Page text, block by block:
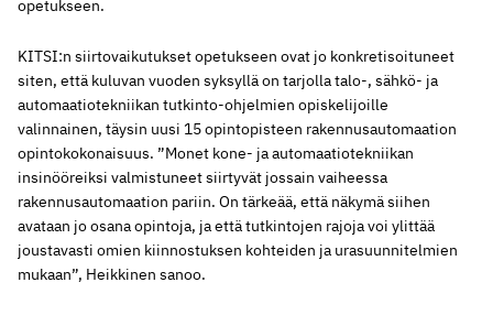
opetukseen.
KITSI:n siirtovaikutukset opetukseen ovat jo konkretisoituneet
siten, että kuluvan vuoden syksyllä on tarjolla talo-, sähkö- ja
automaatiotekniikan tutkinto-ohjelmien opiskelijoille
valinnainen, täysin uusi 15 opintopisteen rakennusautomaation
opintokokonaisuus. ”Monet kone- ja automaatiotekniikan
insinööreiksi valmistuneet siirtyvät jossain vaiheessa
rakennusautomaation pariin. On tärkeää, että näkymä siihen
avataan jo osana opintoja, ja että tutkintojen rajoja voi ylittää
joustavasti omien kiinnostuksen kohteiden ja urasuunnitelmien
mukaan”, Heikkinen sanoo.